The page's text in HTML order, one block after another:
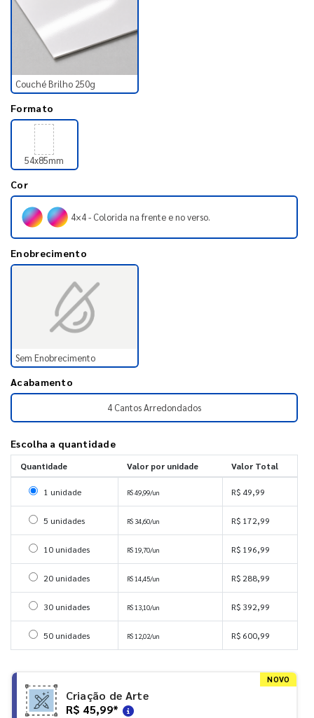
Couché Brilho 250g
Formato
54x85mm
Cor
4×4 - Colorida na frente e no verso.
Enobrecimento
Sem Enobrecimento
Acabamento
4 Cantos Arredondados
Escolha a quantidade
Quantidade Valor por unidade Valor Total
Selecionar 1 unidade
1 unidade R$ 49,99/un R$ 49,99
Selecionar 5 unidades
5 unidades R$ 34,60/un R$ 172,99
Selecionar 10 unidades
10 unidades R$ 19,70/un R$ 196,99
Selecionar 20 unidades
20 unidades R$ 14,45/un R$ 288,99
Selecionar 30 unidades
30 unidades R$ 13,10/un R$ 392,99
Selecionar 50 unidades
50 unidades R$ 12,02/un R$ 600,99
NOVO
Criação de Arte
R$ 45,99*